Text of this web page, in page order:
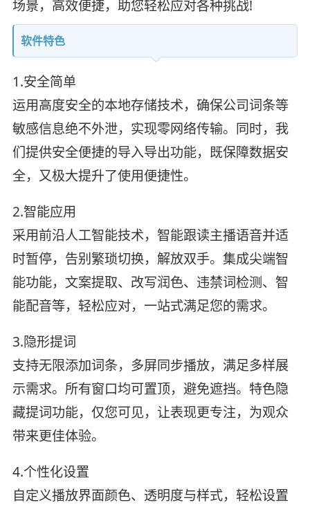
场景，高效便捷，助您轻松应对各种挑战!
软件特色
1.安全简单
运用高度安全的本地存储技术，确保公司词条等
敏感信息绝不外泄，实现零网络传输。同时，我
们提供安全便捷的导入导出功能，既保障数据安
全，又极大提升了使用便捷性。
2.智能应用
采用前沿人工智能技术，智能跟读主播语音并适
时暂停，告别繁琐切换，解放双手。集成尖端智
能功能，文案提取、改写润色、违禁词检测、智
能配音等，轻松应对，一站式满足您的需求。
3.隐形提词
支持无限添加词条，多屏同步播放，满足多样展
示需求。所有窗口均可置顶，避免遮挡。特色隐
藏提词功能，仅您可见，让表现更专注，为观众
带来更佳体验。
4.个性化设置
自定义播放界面颜色、透明度与样式，轻松设置